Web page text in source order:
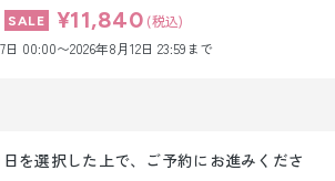
ル ¥11,840 (税込)
00:00〜2026年8月12日 23:59まで
を選択した上で、ご予約にお進みくださ